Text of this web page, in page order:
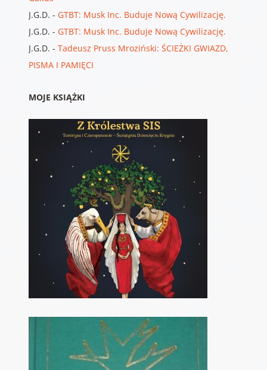
J.G.D. - GTBT: Musk Inc. Buduje Nową Cywilizację.
J.G.D. - GTBT: Musk Inc. Buduje Nową Cywilizację.
J.G.D. - Tadeusz Pruss Mroziński: ŚCIEŻKI GWIAZD,
PISMA I PAMIĘCI
MOJE KSIĄŻKI